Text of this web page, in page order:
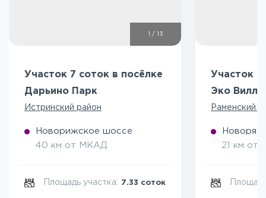
/ 13
Участок 7 соток в посёлке
Дарьино Парк
Истринский район
Новорижское шоссе
40 км от МКАД
Площадь участка: 7.33 соток
Участок 5
Эко
Раменский
21 км от